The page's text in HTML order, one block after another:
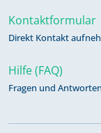
Kontaktformular
Direkt Kontakt
Hilfe (FAQ)
Fragen und Antworten